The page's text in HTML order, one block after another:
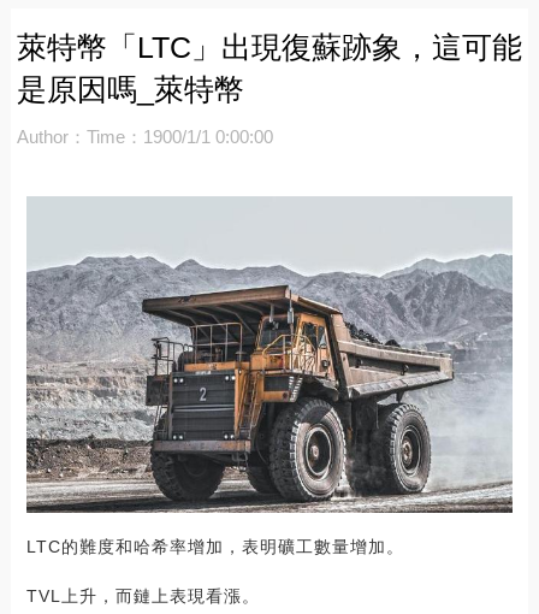
萊特幣「LTC」出現復蘇跡象，這可能
是原因嗎_萊特幣
Author： Time：1900/1/1 0:00:00
LTC的難度和哈希率增加，表明礦工數量增加。
TVL上升，而鏈上表現看漲。